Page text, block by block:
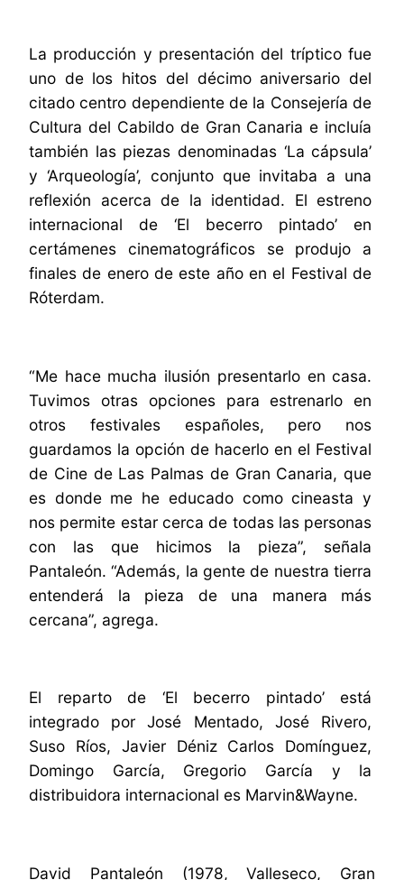
La producción y presentación del tríptico fue
uno de los hitos del décimo aniversario del
citado centro dependiente de la Consejería de
Cultura del Cabildo de Gran Canaria e incluía
también las piezas denominadas ‘La cápsula’
y ‘Arqueología’, conjunto que invitaba a una
reflexión acerca de la identidad. El estreno
internacional de ‘El becerro pintado’ en
certámenes cinematográficos se produjo a
finales de enero de este año en el Festival de
Róterdam.
“Me hace mucha ilusión presentarlo en casa.
Tuvimos otras opciones para estrenarlo en
otros festivales españoles, pero nos
guardamos la opción de hacerlo en el Festival
de Cine de Las Palmas de Gran Canaria, que
es donde me he educado como cineasta y
nos permite estar cerca de todas las personas
con las que hicimos la pieza”, señala
Pantaleón. “Además, la gente de nuestra tierra
entenderá la pieza de una manera más
cercana”, agrega.
El reparto de ‘El becerro pintado’ está
integrado por José Mentado, José Rivero,
Suso Ríos, Javier Déniz Carlos Domínguez,
Domingo García, Gregorio García y la
distribuidora internacional es Marvin&Wayne.
David Pantaleón (1978, Valleseco, Gran